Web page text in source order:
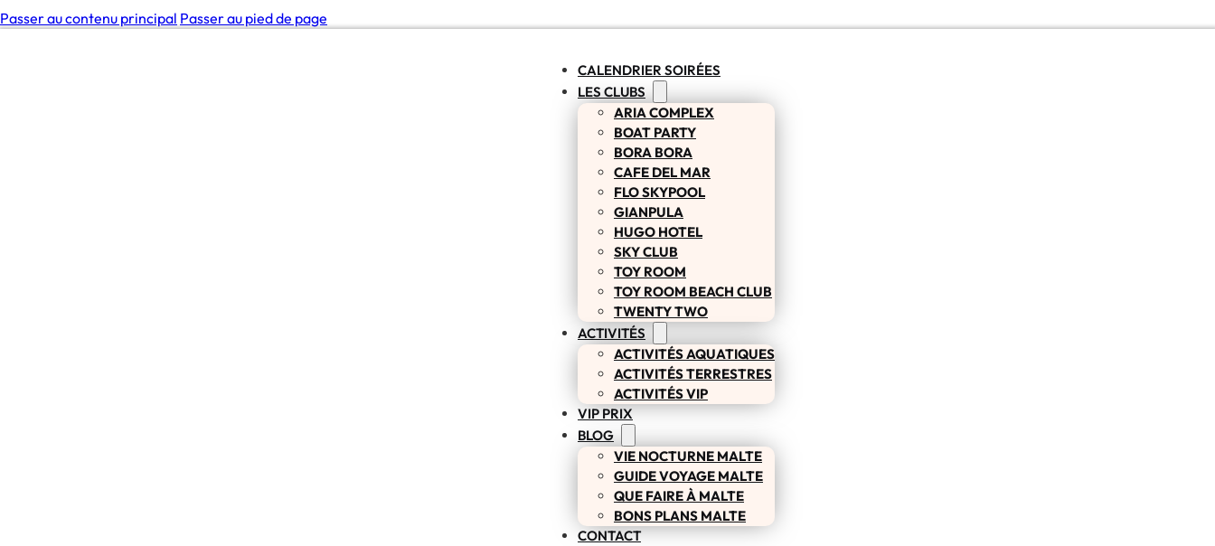
Passer au contenu principal Passer au pied de page
CALENDRIER SOIRÉES
LES CLUBS
ARIA COMPLEX
BOAT PARTY
BORA BORA
CAFE DEL MAR
FLO SKYPOOL
GIANPULA
HUGO HOTEL
SKY CLUB
TOY ROOM
TOY ROOM BEACH CLUB
TWENTY TWO
ACTIVITÉS
ACTIVITÉS AQUATIQUES
ACTIVITÉS TERRESTRES
ACTIVITÉS VIP
VIP PRIX
BLOG
VIE NOCTURNE MALTE
GUIDE VOYAGE MALTE
QUE FAIRE À MALTE
BONS PLANS MALTE
CONTACT